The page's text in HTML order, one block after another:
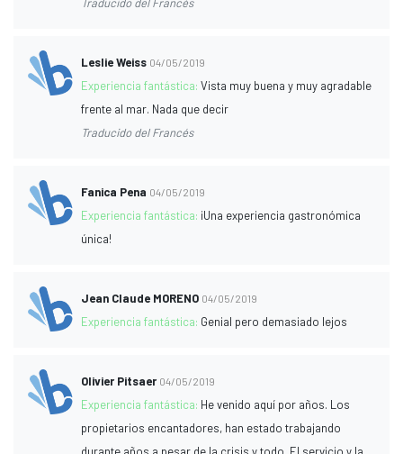
Leslie Weiss 04/05/2019
Experiencia fantástica:Vista muy buena y muy agradable
frente al mar. Nada que decir
Traducido del Francés
Fanica Pena 04/05/2019
Experiencia fantástica: ¡Una experiencia gastronómica
única!
Jean Claude MORENO 04/05/2019
Experiencia fantástica: Genial pero demasiado lejos
Olivier Pitsaer 04/05/2019
Experiencia fantástica: He venido aquí por años. Los
propietarios encantadores, han estado trabajando
durante años a pesar de la crisis y todo. El servicio y la